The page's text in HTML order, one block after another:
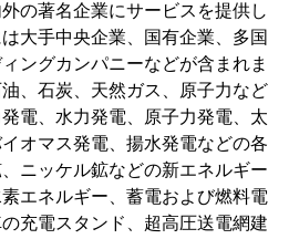
の著名企業にサービスを提供し
大手中央企業、国有企業、多国
ングカンパニーなどが含まれま
、石炭、天然ガス、原子力など
電、水力発電、原子力発電、太
オマス発電、揚水発電などの各
ニッケル鉱などの新エネルギー
エネルギー、蓄電および燃料電
充電スタンド、超高圧送電網建